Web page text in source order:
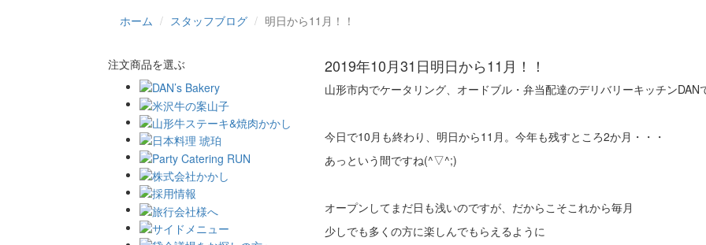
ホーム スタッフブログ 明日から11月！！
2019年10月31日明日から11月！！
山形市内でケータリング、オードブル・弁当配達のデリバリーキッチンDAN
今日で10月も終わり、明日から11月。今年も残すところ2か月・・・
あっという間ですね(^▽^;)
オープンしてまだ日も浅いのですが、だからこそこれから毎月
少しでも多くの方に楽しんでもらえるように
注文商品を選ぶ